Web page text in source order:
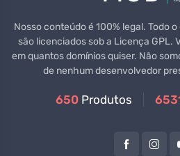
Nosso conteúdo é 100% legal. Todo
são licenciados sob a Licença GPL.
em quantos domínios quiser. Não
de nenhum desenvolvedor
650 Produtos